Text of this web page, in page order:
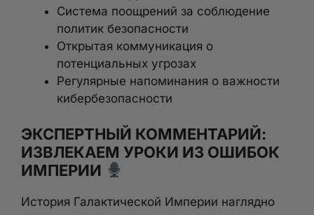
Система поощрений за соблюдение
политик безопасности
Открытая коммуникация о
потенциальных угрозах
Регулярные напоминания о важности
кибербезопасности
ЭКСПЕРТНЫЙ КОММЕНТАРИЙ:
ИЗВЛЕКАЕМ УРОКИ ИЗ ОШИБОК
ИМПЕРИИ
История Галактической Империи наглядно